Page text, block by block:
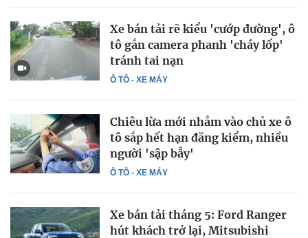
Ô TÔ - XE MÁY
Xe bán tải rẽ kiểu 'cướp đường', ô
tô gắn camera phanh 'cháy lốp'
tránh tai nạn
Ô TÔ - XE MÁY
Chiêu lừa mới nhắm vào chủ xe ô
tô sắp hết hạn đăng kiểm, nhiều
người 'sập bẫy'
Xe bán tải tháng 5: Ford Ranger
hút khách trở lại, Mitsubishi